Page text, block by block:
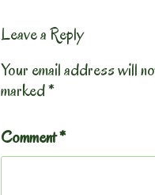
Leave a Reply
Your email address will
marked*
Comment*